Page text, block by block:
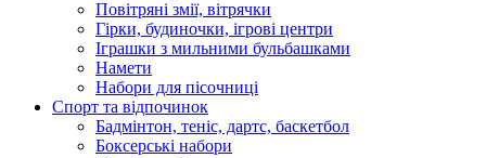
Повітряні змії, вітрячки
Гірки, будиночки, ігрові центри
Іграшки з мильними бульбашками
Намети
Набори для пісочниці
Спорт та відпочинок
Бадмінтон, теніс, дартс, баскетбол
Боксерські набори